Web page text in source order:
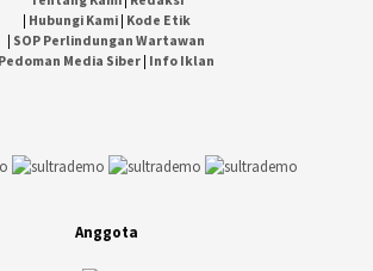
| Hubungi Kami| Kode Etik
| SOP Perlindungan Wartawan
Pedoman Media Siber | Info Iklan
Anggota